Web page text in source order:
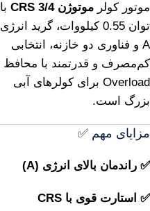
موتور کولر موتوژن 3/4 CRS
با
توان 0.55 کیلووات، گرید انرژی
A و فناوری دو خازنه، انتخابی
کم‌مصرف و قدرتمند با محافظ
Overload برای کولرهای آبی
بزرگ است.
مزایای مهم ✅
✅ راندمان بالای انرژی (A)
✅ استارت قوی با CRS